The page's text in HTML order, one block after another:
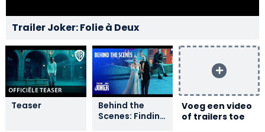
Trailer Joker: Folie à Deux
Teaser
Behind the
Scenes: Finding
Voeg een video
of trailers toe